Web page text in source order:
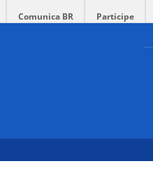
Comunica BR Participe